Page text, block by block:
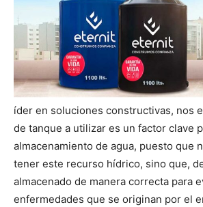
íder en soluciones constructivas, nos
de tanque a utilizar es un factor clave
almacenamiento de agua, puesto que
tener este recurso hídrico, sino que,
almacenado de manera correcta para
enfermedades que se originan por el